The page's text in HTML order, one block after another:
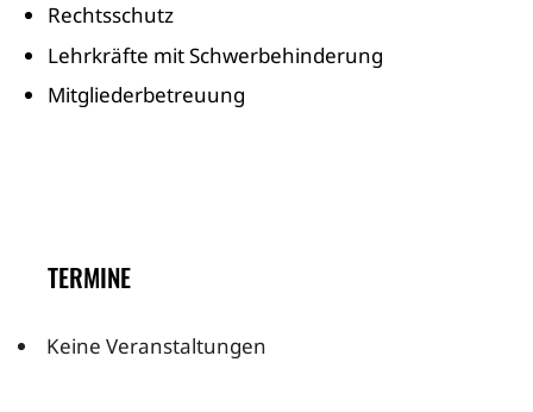
Rechtsschutz
Lehrkräfte mit Schwerbehinderung
Mitgliederbetreuung
TERMINE
Keine Veranstaltungen